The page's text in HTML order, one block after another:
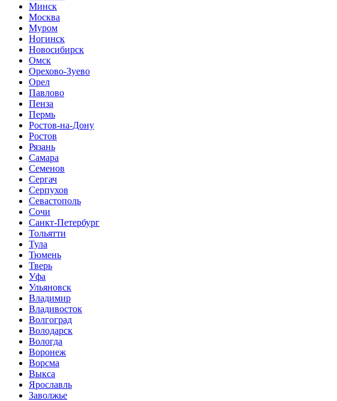
Минск
Москва
Муром
Ногинск
Новосибирск
Омск
Орехово-Зуево
Орел
Павлово
Пенза
Пермь
Ростов-на-Дону
Ростов
Рязань
Самара
Семенов
Сергач
Серпухов
Севастополь
Сочи
Санкт-Петербург
Тольятти
Тула
Тюмень
Тверь
Уфа
Ульяновск
Владимир
Владивосток
Волгоград
Володарск
Вологда
Воронеж
Ворсма
Выкса
Ярославль
Заволжье